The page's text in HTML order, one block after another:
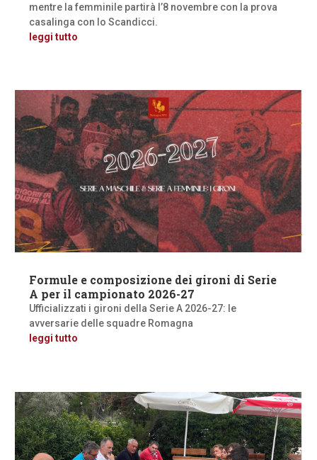
mentre la femminile partirà l’8 novembre con la prova
casalinga con lo Scandicci.
leggi tutto
Formule e composizione dei gironi di Serie
A per il campionato 2026-27
Ufficializzati i gironi della Serie A 2026-27: le
avversarie delle squadre Romagna
leggi tutto